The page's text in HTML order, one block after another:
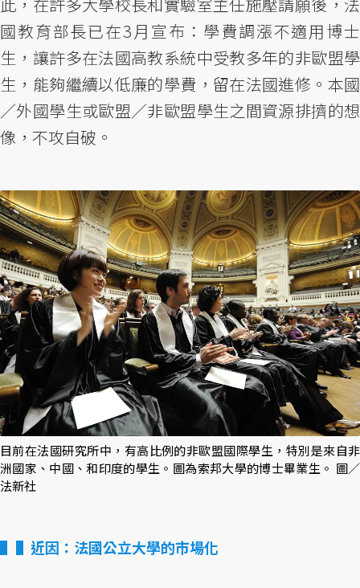
國教育部長已在3月宣布：學費調漲不適用博士
生，讓許多在法國高教系統中受教多年的非歐盟學
生，能夠繼續以低廉的學費，留在法國進修。本國
／外國學生或歐盟／非歐盟學生之間資源排擠的想
像，不攻自破。
目前在法國研究所中，有高比例的非歐盟國際學生，特別是來自非
洲國家、中國、和印度的學生。圖為索邦大學的博士畢業生。 圖／
法新社
▌近因：法國公立大學的市場化